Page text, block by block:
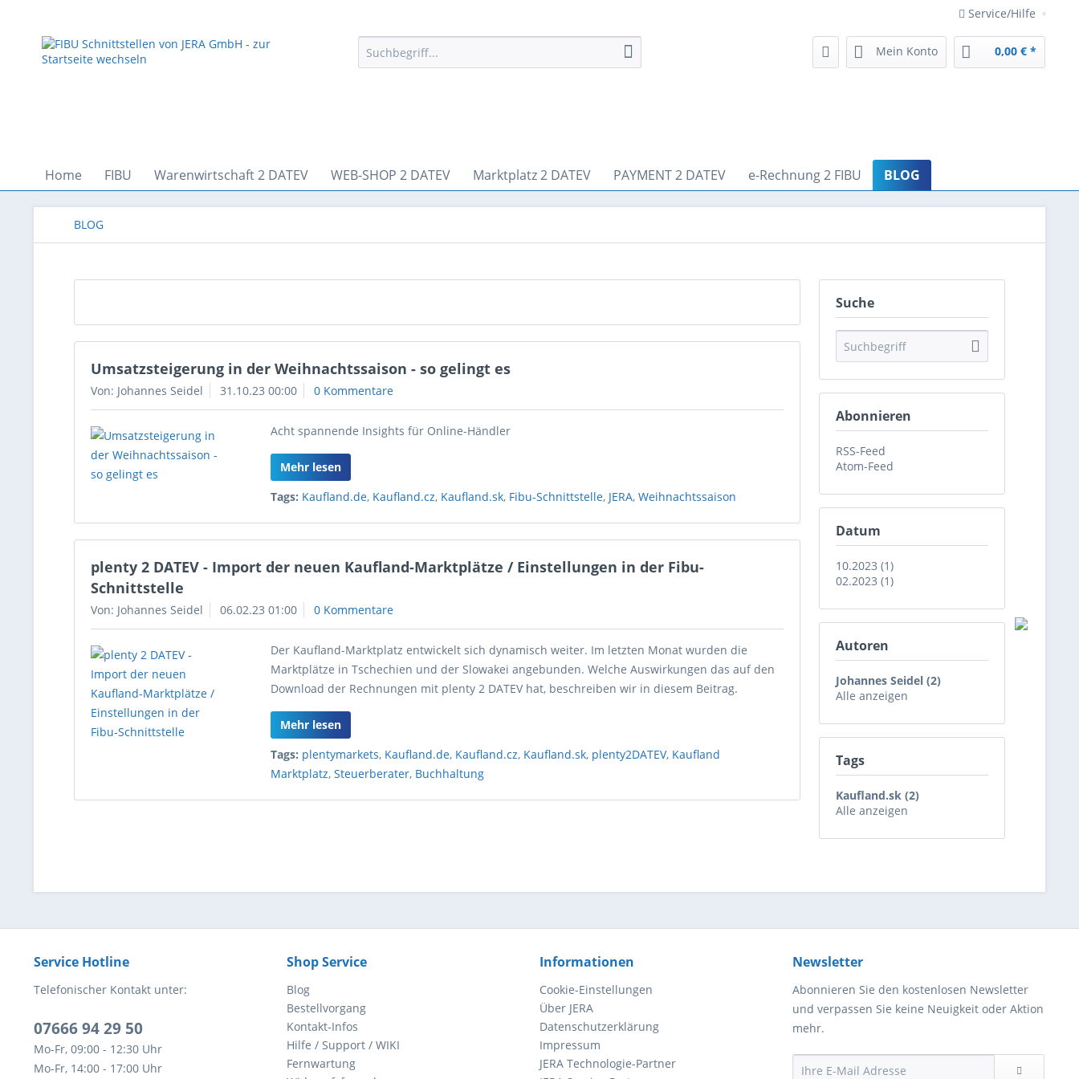
Service/Hilfe
Mein Konto 0,00 € *
Home FIBU Warenwirtschaft 2 DATEV WEB-SHOP 2 DATEV Marktplatz 2 DATEV PAYMENT 2 DATEV e-Rechnung 2 FIBU BLOG
BLOG
Suche
Abonnieren
RSS-Feed
Atom-Feed
Datum
10.2023 (1)
02.2023 (1)
Autoren
Johannes Seidel (2)
Alle anzeigen
Tags
Kaufland.sk (2)
Alle anzeigen
Umsatzsteigerung in der Weihnachtssaison - so gelingt es
Von: Johannes Seidel 31.10.23 00:00 0 Kommentare
Acht spannende Insights für Online-Händler
Mehr lesen
Tags: Kaufland.de, Kaufland.cz, Kaufland.sk, Fibu-Schnittstelle, JERA,Weihnachtssaison
plenty 2 DATEV - Import der neuen Kaufland-Marktplätze / Einstellungen in der Fibu-
Schnittstelle
Von: Johannes Seidel 06.02.23 01:00 0 Kommentare
Der Kaufland-Marktplatz entwickelt sich dynamisch weiter. Im letzten Monat wurden die
Marktplätze in Tschechien und der Slowakei angebunden. Welche Auswirkungen das auf den
Download der Rechnungen mit plenty 2 DATEV hat, beschreiben wir in diesem Beitrag.
Mehr lesen
Tags: plentymarkets, Kaufland.de, Kaufland.cz, Kaufland.sk, plenty2DATEV, Kaufland
Marktplatz,Steuerberater, Buchhaltung
Service Hotline
Telefonischer Kontakt unter:
07666 94 29 50
Mo-Fr, 09:00 - 12:30 Uhr
Mo-Fr, 14:00 - 17:00 Uhr
Shop Service
Blog
Bestellvorgang
Kontakt-Infos
Hilfe / Support / WIKI
Fernwartung
Informationen
Cookie-Einstellungen
Über JERA
Datenschutzerklärung
Impressum
JERA Technologie-Partner
Newsletter
Abonnieren Sie den kostenlosen Newsletter
und verpassen Sie keine Neuigkeit oder Aktion
mehr.